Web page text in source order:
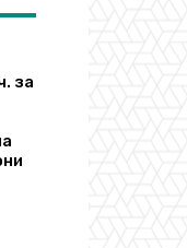
за